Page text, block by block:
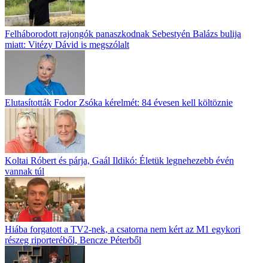
Felháborodott rajongók panaszkodnak Sebestyén Balázs bulija
miatt: Vitézy Dávid is megszólalt
Elutasították Fodor Zsóka kérelmét: 84 évesen kell költöznie
Koltai Róbert és párja, Gaál Ildikó: Életük legnehezebb évén
vannak túl
Hiába forgatott a TV2-nek, a csatorna nem kért az M1 egykori
részeg riporteréből, Bencze Péterből